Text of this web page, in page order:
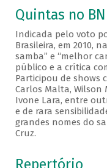
Quintas no
Indicada pelo voto
Brasileira, em 2010,
samba” e “melhor
público e a crítica
Participou de shows
Carlos Malta, Wilson
Ivone Lara, entre
e de rara
grandes nomes do
Cruz.